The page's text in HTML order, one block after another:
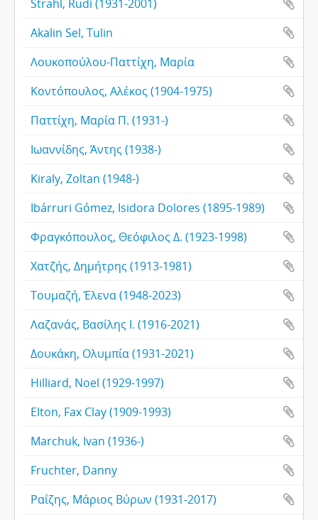
Strahl, Rudi (1931-2001)
Akalin Sel, Tulin
Λουκοπούλου-Παττίχη, Μαρία
Κοντόπουλος, Αλέκος (1904-1975)
Παττίχη, Μαρία Π. (1931-)
Ιωαννίδης, Άντης (1938-)
Kiraly, Zoltan (1948-)
Ibárruri Gómez, Isidora Dolores (1895-1989)
Φραγκόπουλος, Θεόφιλος Δ. (1923-1998)
Χατζής, Δημήτρης (1913-1981)
Τουμαζή, Έλενα (1948-2023)
Λαζανάς, Βασίλης Ι. (1916-2021)
Δουκάκη, Ολυμπία (1931-2021)
Hilliard, Noel (1929-1997)
Elton, Fax Clay (1909-1993)
Marchuk, Ivan (1936-)
Fruchter, Danny
Ραΐζης, Μάριος Βύρων (1931-2017)